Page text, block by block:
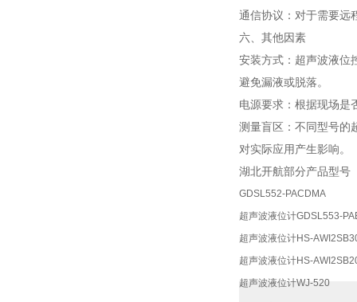
通信协议：对于需要远
六、其他因素
安装方式：超声波液位
避免漏液或脱落。
电源要求：根据现场是
测量盲区：不同型号的
对实际应用产生影响。
湖北开航部分产品型号
GDSL552-PACDMA
超声波液位计GDSL553-
超声波液位计HS-
超声波液位计HS-
超声波液位计WJ-520